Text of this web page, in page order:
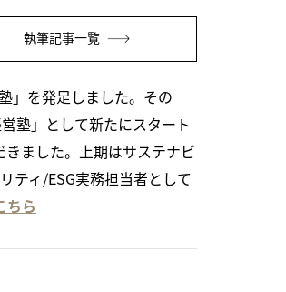
執筆記事一覧
」を発足しました。その
塾」として新たにスタート
ました。上期はサステナビ
ティ/ESG実務担当者として
ちら